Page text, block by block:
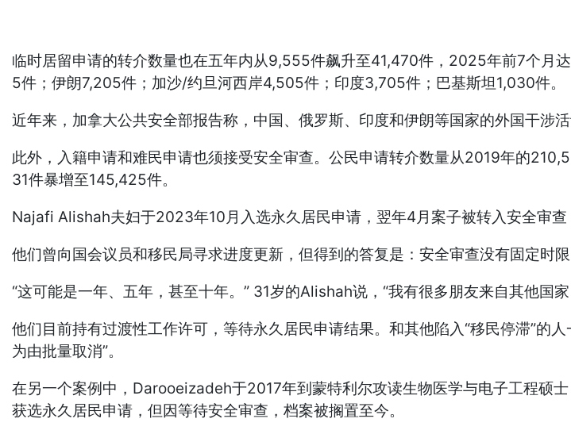
临时居留申请的转介数量也在五年内从9,555件飙升至41,470件，2025年前7个月
5件；伊朗7,205件；加沙/约旦河西岸4,505件；印度3,705件；巴基斯坦1,030件。
近年来，加拿大公共安全部报告称，中国、俄罗斯、印度和伊朗等国家的外国干涉
此外，入籍申请和难民申请也须接受安全审查。公民申请转介数量从2019年的
31件暴增至145,425件。
Najafi Alishah夫妇于2023年10月入选永久居民申请，翌年4月案子被转入安全审查
他们曾向国会议员和移民局寻求进度更新，但得到的答复是：安全审查没有固定时
“这可能是一年、五年，甚至十年。” 31岁的Alishah说，“我有很多朋友来自其他国
他们目前持有过渡性工作许可，等待永久居民申请结果。和其他陷入“移民停滞”的
为由批量取消”。
在另一个案例中，Darooeizadeh于2017年到蒙特利尔攻读生物医学与电子工程硕
获选永久居民申请，但因等待安全审查，档案被搁置至今。